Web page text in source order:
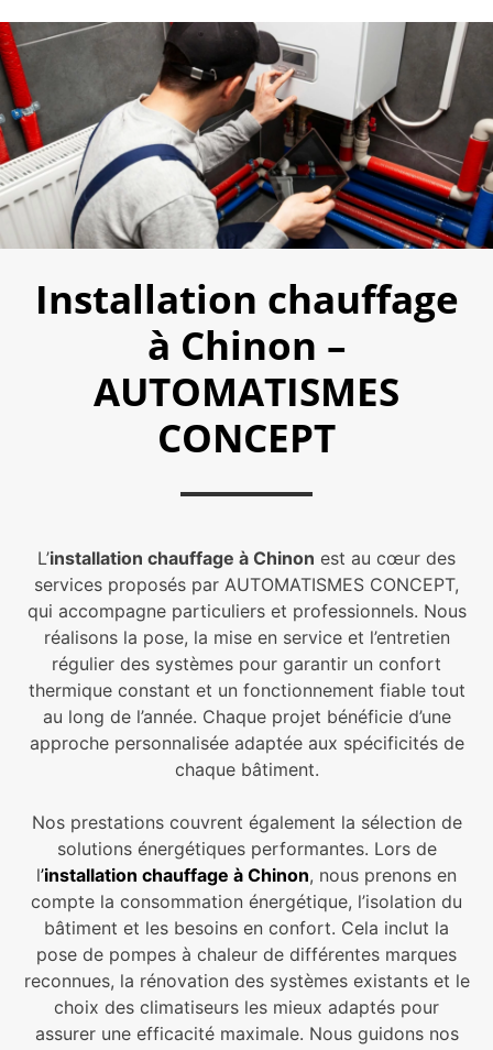
Installation chauffage
à Chinon –
AUTOMATISMES
CONCEPT
L’installation chauffage à Chinon est au cœur des
services proposés par AUTOMATISMES CONCEPT,
qui accompagne particuliers et professionnels. Nous
réalisons la pose, la mise en service et l’entretien
régulier des systèmes pour garantir un confort
thermique constant et un fonctionnement fiable tout
au long de l’année. Chaque projet bénéficie d’une
approche personnalisée adaptée aux spécificités de
chaque bâtiment.
Nos prestations couvrent également la sélection de
solutions énergétiques performantes. Lors de
l’installation chauffage à Chinon, nous prenons en
compte la consommation énergétique, l’isolation du
bâtiment et les besoins en confort. Cela inclut la
pose de pompes à chaleur de différentes marques
reconnues, la rénovation des systèmes existants et le
choix des climatiseurs les mieux adaptés pour
assurer une efficacité maximale. Nous guidons nos